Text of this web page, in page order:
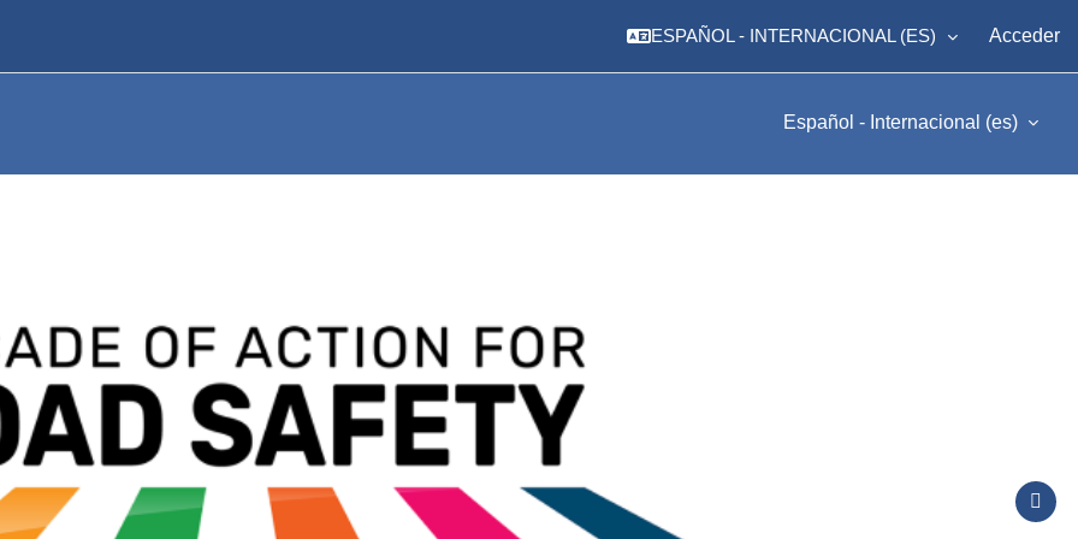
ESPAÑOL - INTERNACIONAL ‎(ES)‎ Acceder
Español - Internacional ‎(es)‎